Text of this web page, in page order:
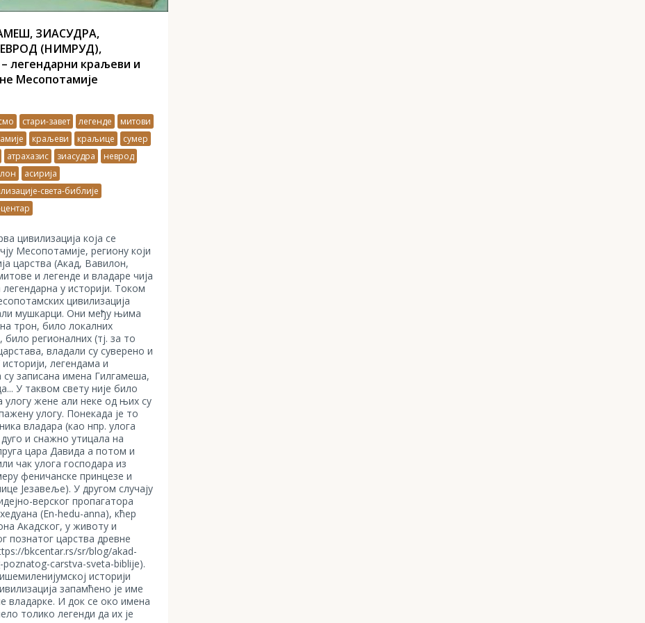
ЗИАСУДРА,
(НИМРУД),
краљеви и
Месопотамије
стари-завет легенде
митови
краљеви краљице
сумер
атрахазис зиасудра
неврод
асирија
света-библије
цивилизација која се
Месопотамије, региону који
царства (Акад, Вавилон,
и легенде и владаре чија
у историји. Током
цивилизација
мушкарци. Они међу њима
трон, било локалних
регионалних (тј. за то
владали су суверено и
легендама и
записана имена Гилгамеша,
У таквом свету није било
улогу жене али неке од њих су
улогу. Понекада је то
владара (као нпр. улога
дуго и снажно утицала на
цара Давида а потом и
чак улога господара из
феничанске принцезе и
Језавеље). У другом случају
верског пропагатора
(Еn-hedu-anna), кћер
Акадског, у животу и
познатог царства древне
bkcentar.rs/sr/blog/akad-
carstva-sveta-biblije).
историји
запамћено је име
владарке. И док се око имена
толико легенди да их је